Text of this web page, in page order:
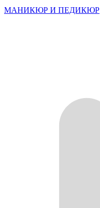
МАНИКЮР И ПЕДИКЮР